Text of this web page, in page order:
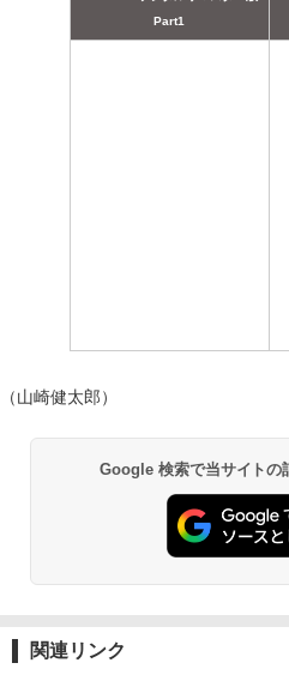
Part1
（山崎健太郎）
Google 検索で当サイトの
関連リンク